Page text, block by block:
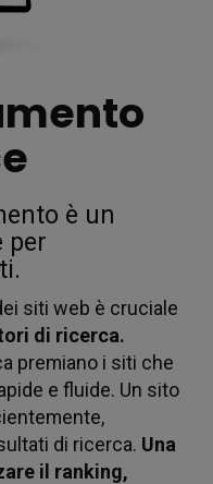
è un
per
siti web è cruciale
di ricerca.
premiano i siti che
e fluide. Un sito
di ricerca. Una
il ranking,